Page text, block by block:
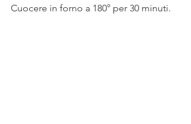
Cuocere in forno a 180° per 30 minuti.